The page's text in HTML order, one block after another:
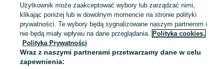
Mapa kategorii
Mapa miejscowości
Mapa ministron
Popularne wyszukiwania
Użytkownik może zaakceptować wybory lub zarządzać nimi,
klikając poniżej lub w dowolnym momencie na stronie polityki
prywatności. Te wybory będą sygnalizowane naszym partnerom i
nie będą miały wpływu na dane przeglądania. Polityka cookies,
Polityka Prywatności
Wraz z naszymi partnerami przetwarzamy dane w celu
zapewnienia: